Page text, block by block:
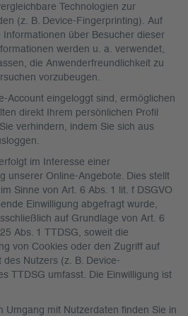
Technologien zur
(z. B. Device-Fingerprinting). Auf
Informationen über Besucher dieser
werden u. a. verwendet,
die Anwenderfreundlichkeit zu
vorzubeugen.
Account eingeloggt sind, ermöglichen
direkt Ihrem persönlichen Profil
verhindern, indem Sie sich aus
im Interesse einer
unserer Online-Angebote. Dies stellt
Sinne von Art. 6 Abs. 1 lit. f DSGVO
Einwilligung abgefragt wurde,
auf Grundlage von Art. 6
Abs. 1 TTDSG, soweit die
von Cookies oder den Zugriff auf
Nutzers (z. B. Device-
TTDSG umfasst. Die Einwilligung ist
Umgang mit Nutzerdaten finden Sie in